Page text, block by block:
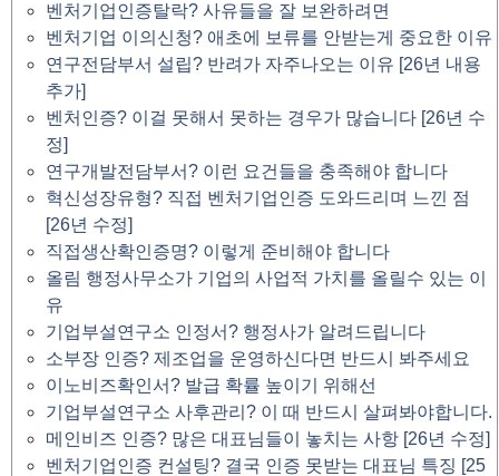
벤처기업인증탈락? 사유들을 잘 보완하려면
벤처기업 이의신청? 애초에 보류를 안받는게 중요한 이유
연구전담부서 설립? 반려가 자주나오는 이유 [26년 내용
추가]
벤처인증? 이걸 못해서 못하는 경우가 많습니다 [26년 수
정]
연구개발전담부서? 이런 요건들을 충족해야 합니다
혁신성장유형? 직접 벤처기업인증 도와드리며 느낀 점
[26년 수정]
직접생산확인증명? 이렇게 준비해야 합니다
올림 행정사무소가 기업의 사업적 가치를 올릴수 있는 이
유
기업부설연구소 인정서? 행정사가 알려드립니다
소부장 인증? 제조업을 운영하신다면 반드시 봐주세요
이노비즈확인서? 발급 확률 높이기 위해선
기업부설연구소 사후관리? 이 때 반드시 살펴봐야합니다.
메인비즈 인증? 많은 대표님들이 놓치는 사항 [26년 수정]
벤처기업인증 컨설팅? 결국 인증 못받는 대표님 특징 [25